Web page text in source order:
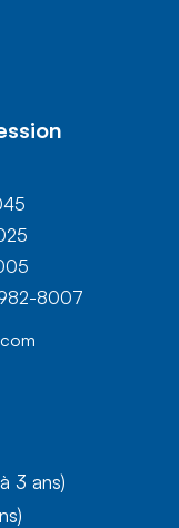
8007
3 ans)